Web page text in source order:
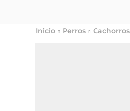
Inicio Perros Cachorros